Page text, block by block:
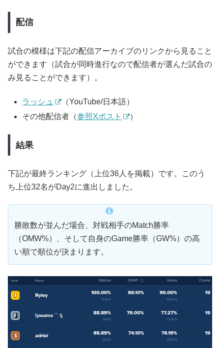
配信
試合の模様は下記の配信アーカイブのリンクから見ること
ができます（試合が同時進行なので配信者が選んだ試合の
み見ることができます）。
ラッシュ
（YouTube/日本語）
その他配信者（参照Xポスト ）
結果
下記が最終ランキング（上位36人を掲載）です。このう
ち上位32名がDay2に進出しました。
勝敗数が並んだ場合、対戦相手のMatch勝率
（OMW%）、そして自身のGame勝率（GW%）の高
い順で順位が決まります。